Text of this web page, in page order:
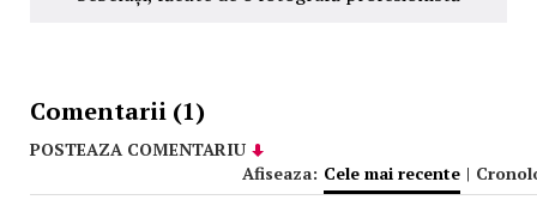
Comentarii (1)
POSTEAZA COMENTARIU
Afiseaza: Cele mai recente |